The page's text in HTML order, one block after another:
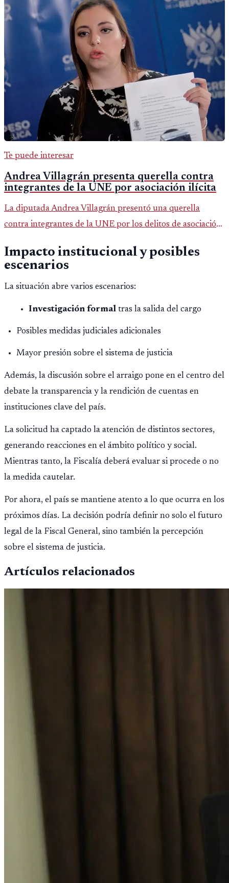
Te puede interesar
Andrea Villagrán presenta querella contra
integrantes de la UNE por asociación ilícita
La diputada Andrea Villagrán presentó una querella
contra integrantes de la UNE por los delitos de asociación
Impacto institucional y posibles
escenarios
La situación abre varios escenarios:
Investigación formal tras la salida del cargo
Posibles medidas judiciales adicionales
Mayor presión sobre el sistema de justicia
Además, la discusión sobre el arraigo pone en el centro del
debate la transparencia y la rendición de cuentas en
instituciones clave del país.
La solicitud ha captado la atención de distintos sectores,
generando reacciones en el ámbito político y social.
Mientras tanto, la Fiscalía deberá evaluar si procede o no
la medida cautelar.
Por ahora, el país se mantiene atento a lo que ocurra en los
próximos días. La decisión podría definir no solo el futuro
legal de la Fiscal General, sino también la percepción
sobre el sistema de justicia.
Artículos relacionados